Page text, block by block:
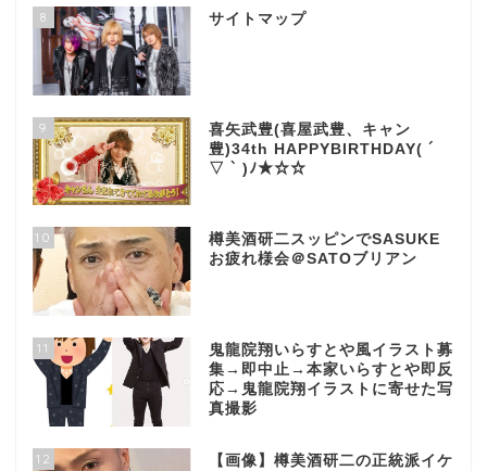
8 サイトマップ
9
喜矢武豊(喜屋武豊、キャン
豊)34th HAPPYBIRTHDAY( ´
▽ ` )ﾉ★☆☆
10
樽美酒研二スッピンでSASUKE
お疲れ様会＠SATOブリアン
11
鬼龍院翔いらすとや風イラスト募
集→即中止→本家いらすとや即反
応→鬼龍院翔イラストに寄せた写
真撮影
12
【画像】樽美酒研二の正統派イケ